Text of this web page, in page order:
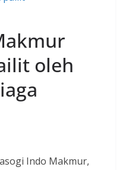
oleh
Indo Makmur,